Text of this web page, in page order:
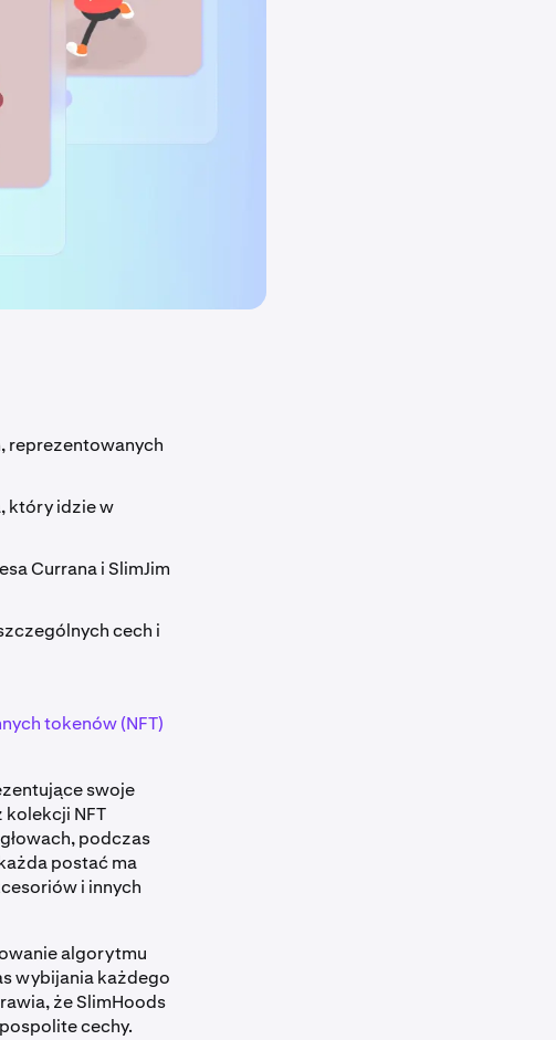
reprezentowanych
który idzie w
Currana i SlimJim
cech i
tokenów (NFT)
swoje
NFT
podczas
postać ma
i innych
algorytmu
wybijania każdego
że SlimHoods
cechy.